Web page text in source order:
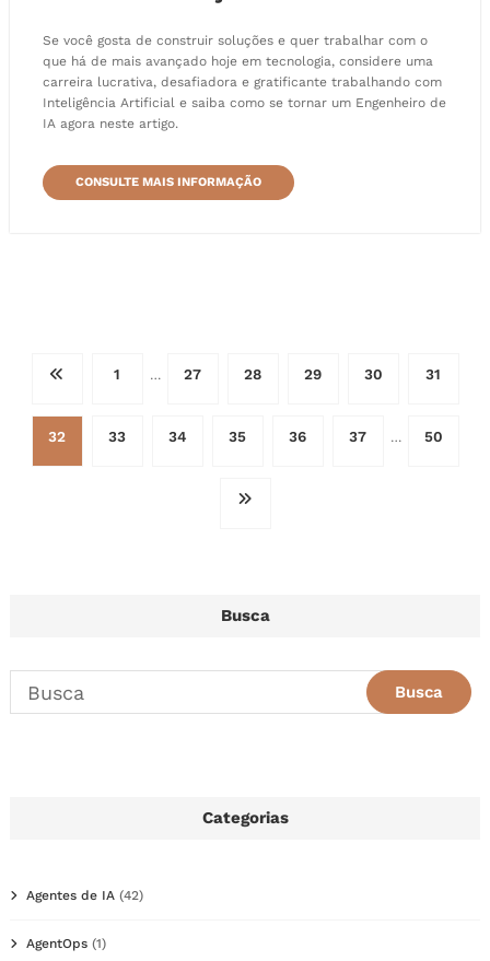
Se você gosta de construir soluções e quer trabalhar com o
que há de mais avançado hoje em tecnologia, considere uma
carreira lucrativa, desafiadora e gratificante trabalhando com
Inteligência Artificial e saiba como se tornar um Engenheiro de
IA agora neste artigo.
CONSULTE MAIS INFORMAÇÃO
Paginação
de
posts
1 … 27 28 29 30 31
32 33 34 35 36 37 … 50
Busca
Categorias
Agentes de IA (42)
AgentOps (1)